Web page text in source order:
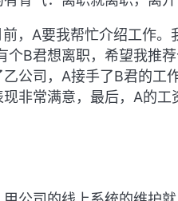
，A要我帮忙介绍工作。
个B君想离职，希望我推
公司，A接手了B君的工
非常满意，最后，A的工